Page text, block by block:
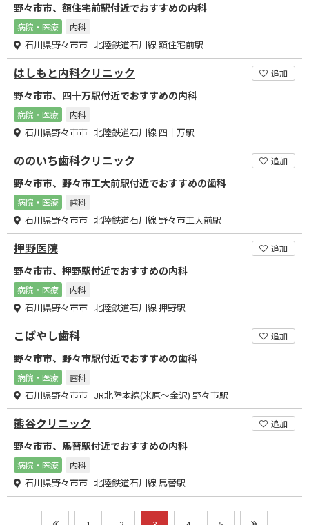
野々市市、額住宅前駅付近でおすすめの内科
病院・医療 内科
石川県野々市市 北陸鉄道石川線 額住宅前駅
はしもと内科クリニック 追加
野々市市、四十万駅付近でおすすめの内科
病院・医療 内科
石川県野々市市 北陸鉄道石川線 四十万駅
ののいち歯科クリニック 追加
野々市市、野々市工大前駅付近でおすすめの歯科
病院・医療 歯科
石川県野々市市 北陸鉄道石川線 野々市工大前駅
押野医院 追加
野々市市、押野駅付近でおすすめの内科
病院・医療 内科
石川県野々市市 北陸鉄道石川線 押野駅
こばやし歯科 追加
野々市市、野々市駅付近でおすすめの歯科
病院・医療 歯科
石川県野々市市 JR北陸本線(米原～金沢) 野々市駅
熊谷クリニック 追加
野々市市、馬替駅付近でおすすめの内科
病院・医療 内科
石川県野々市市 北陸鉄道石川線 馬替駅